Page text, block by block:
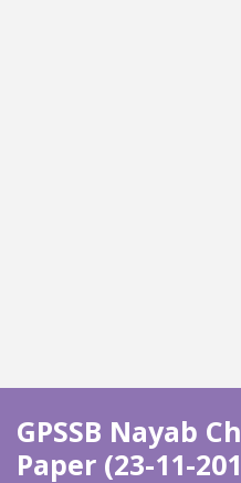
GPSSB Nayab
Paper (23-11-